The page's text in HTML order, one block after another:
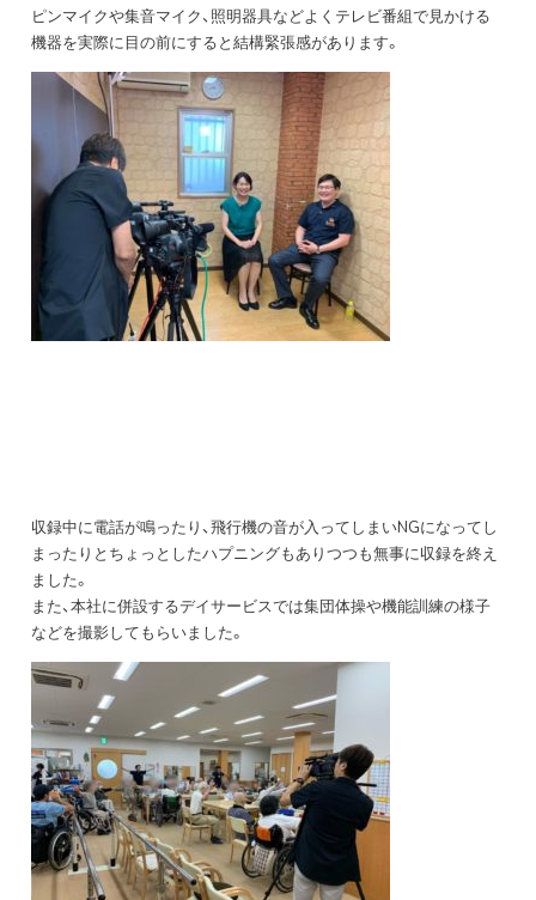
ピンマイクや集音マイク、照明器具などよくテレビ番組で見かける
機器を実際に目の前にすると結構緊張感があります。
収録中に電話が鳴ったり、飛行機の音が入ってしまいNGになってし
まったりとちょっとしたハプニングもありつつも無事に収録を終え
ました。
また、本社に併設するデイサービスでは集団体操や機能訓練の様子
などを撮影してもらいました。